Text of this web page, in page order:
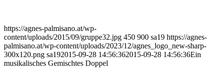
https://agnes-palmisano.at/wp-
content/uploads/2015/09/gruppe32.jpg 450 900 sa19 https://agnes-
palmisano.at/wp-content/uploads/2023/12/agnes_logo_new-sharp-
300x120.png sa192015-09-28 14:56:362015-09-28 14:56:36Ein
musikalisches Gemischtes Doppel